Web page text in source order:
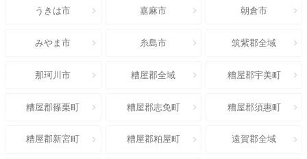
うきは市 嘉麻市 朝倉市
みやま市 糸島市 筑紫郡全域
那珂川市 糟屋郡全域 糟屋郡宇美町
糟屋郡篠栗町 糟屋郡志免町 糟屋郡須惠町
糟屋郡新宮町 糟屋郡粕屋町 遠賀郡全域